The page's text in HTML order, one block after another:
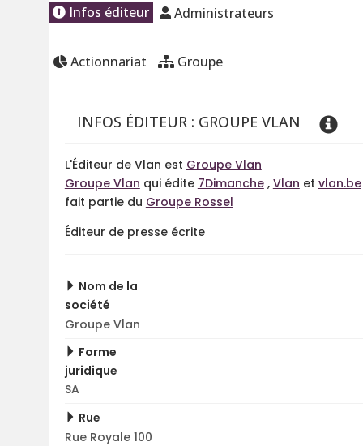
Infos éditeur Administrateurs
Actionnariat Groupe
INFOS ÉDITEUR : GROUPE VLAN
L'Éditeur de Vlan est Groupe Vlan
Groupe Vlan qui édite 7Dimanche, Vlan et vlan.be
fait partie du Groupe Rossel
Éditeur de presse écrite
Nom de la
société
Groupe Vlan
Forme
juridique
SA
Rue
Rue Royale 100